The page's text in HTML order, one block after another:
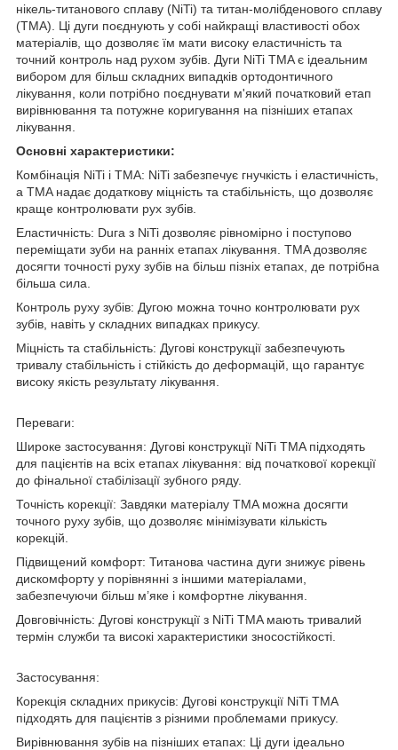
нікель-титанового сплаву (NiTi) та титан-молібденового сплаву
(TMA). Ці дуги поєднують у собі найкращі властивості обох
матеріалів, що дозволяє їм мати високу еластичність та
точний контроль над рухом зубів. Дуги NiTi TMA є ідеальним
вибором для більш складних випадків ортодонтичного
лікування, коли потрібно поєднувати м'який початковий етап
вирівнювання та потужне коригування на пізніших етапах
лікування.
Основні характеристики:
Комбінація NiTi і TMA: NiTi забезпечує гнучкість і еластичність,
а TMA надає додаткову міцність та стабільність, що дозволяє
краще контролювати рух зубів.
Еластичність: Duга з NiTi дозволяє рівномірно і поступово
переміщати зуби на ранніх етапах лікування. TMA дозволяє
досягти точності руху зубів на більш пізніх етапах, де потрібна
більша сила.
Контроль руху зубів: Дугою можна точно контролювати рух
зубів, навіть у складних випадках прикусу.
Міцність та стабільність: Дугові конструкції забезпечують
тривалу стабільність і стійкість до деформацій, що гарантує
високу якість результату лікування.
Переваги:
Широке застосування: Дугові конструкції NiTi TMA підходять
для пацієнтів на всіх етапах лікування: від початкової корекції
до фінальної стабілізації зубного ряду.
Точність корекції: Завдяки матеріалу TMA можна досягти
точного руху зубів, що дозволяє мінімізувати кількість
корекцій.
Підвищений комфорт: Титанова частина дуги знижує рівень
дискомфорту у порівнянні з іншими матеріалами,
забезпечуючи більш м’яке і комфортне лікування.
Довговічність: Дугові конструкції з NiTi TMA мають тривалий
термін служби та високі характеристики зносостійкості.
Застосування:
Корекція складних прикусів: Дугові конструкції NiTi TMA
підходять для пацієнтів з різними проблемами прикусу.
Вирівнювання зубів на пізніших етапах: Ці дуги ідеально